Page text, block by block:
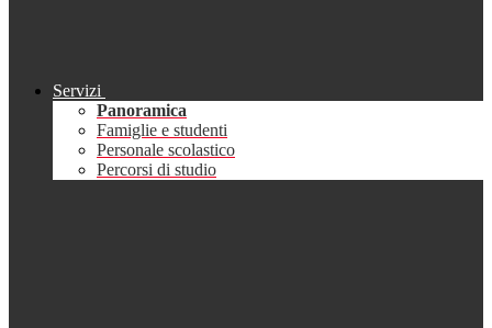
Servizi
Panoramica
Famiglie e studenti
Personale scolastico
Percorsi di studio